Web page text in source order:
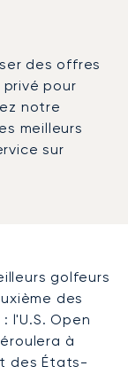
des offres
pour
notre
meilleurs
sur
golfeurs
des
l'U.S. Open
à
des États-